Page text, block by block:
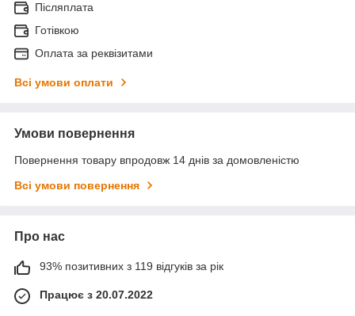
Післяплата
Готівкою
Оплата за реквізитами
Всі умови оплати
Умови повернення
Повернення товару впродовж 14 днів за домовленістю
Всі умови повернення
Про нас
93% позитивних з 119 відгуків за рік
Працює з 20.07.2022